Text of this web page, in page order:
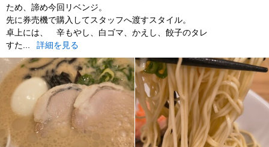
ため、諦め今回リベンジ。
先に券売機で購入してスタッフへ渡すスタイル。
卓上には、 辛もやし、白ゴマ、かえし、餃子のタレ
すた...
詳細を見る